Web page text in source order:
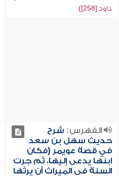
داود [258])
الفهرس: شرح
حديث سهل بن سعد
في قصة عويمر (فكان
ابنها يدعى إليها، ثم جرت
السنة في الميراث أن يرثها